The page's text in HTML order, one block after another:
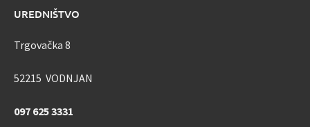
UREDNIŠTVO
Trgovačka 8
52215 VODNJAN
097 625 3331